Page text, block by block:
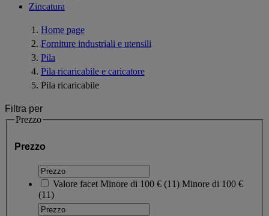
Zincatura
Home page
Forniture industriali e utensili
Pila
Pila ricaricabile e caricatore
Pila ricaricabile
Filtra per
Prezzo
Prezzo
Valore facet Minore di 100 € (11) Minore di 100 €
(11)